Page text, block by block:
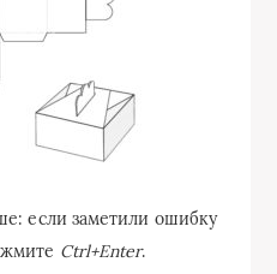
если заметили ошибку
Ctrl+Enter.